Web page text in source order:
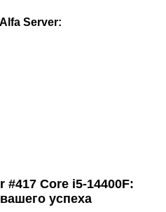
Server:
Core i5-14400F:
успеха